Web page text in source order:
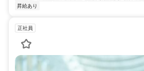
昇給あり
正社員